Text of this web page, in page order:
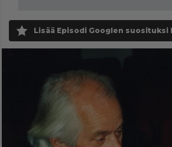
Lisää Episodi Googlen suosituksi